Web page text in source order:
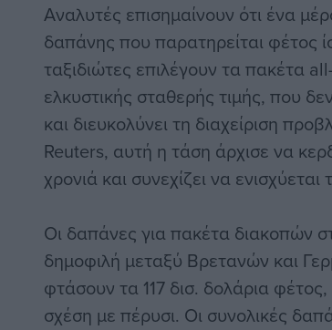
Αναλυτές επισημαίνουν ότι ένα
δαπάνης που παρατηρείται φέτος
ταξιδιώτες επιλέγουν τα πακέτα
ελκυστικής σταθερής τιμής, που
και διευκολύνει τη διαχείριση
Reuters, αυτή η τάση άρχισε να
χρονιά και συνεχίζει να ενισχύεται
Οι δαπάνες για πακέτα διακοπών
δημοφιλή μεταξύ Βρετανών και
φτάσουν τα 117 δισ. δολάρια
σχέση με πέρυσι. Οι συνολικές